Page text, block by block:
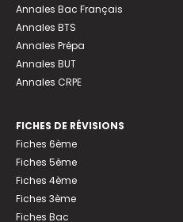
Annales Bac Français
Annales BTS
Annales Prépa
Annales BUT
Annales CRPE
FICHES DE RÉVISIONS
Fiches 6ème
Fiches 5ème
Fiches 4ème
Fiches 3ème
Fiches Bac